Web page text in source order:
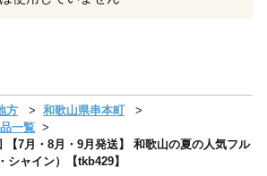
方
和歌山県串本町
一覧
【7月・8月・9月発送】 和歌山の夏の人気フル
シャイン）【tkb429】